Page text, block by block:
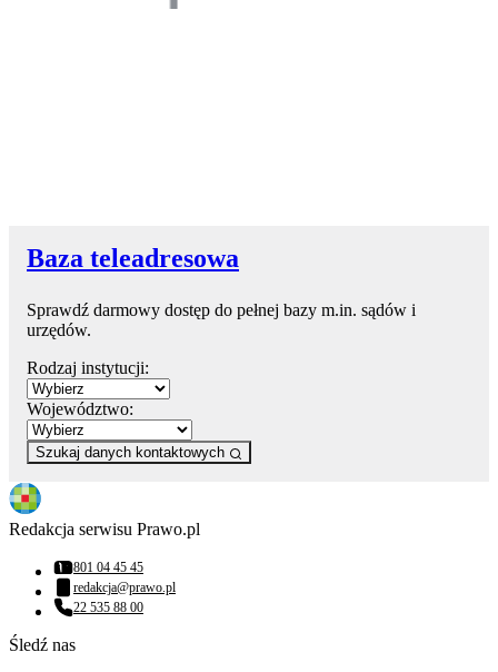
Baza teleadresowa
Sprawdź darmowy dostęp do pełnej bazy m.in. sądów i
urzędów.
Rodzaj instytucji:
Województwo:
Szukaj danych kontaktowych
Redakcja serwisu Prawo.pl
Numer telefonu:
801 04 45 45
Adres email:
redakcja@prawo.pl
Numer telefonu:
22 535 88 00
Śledź nas